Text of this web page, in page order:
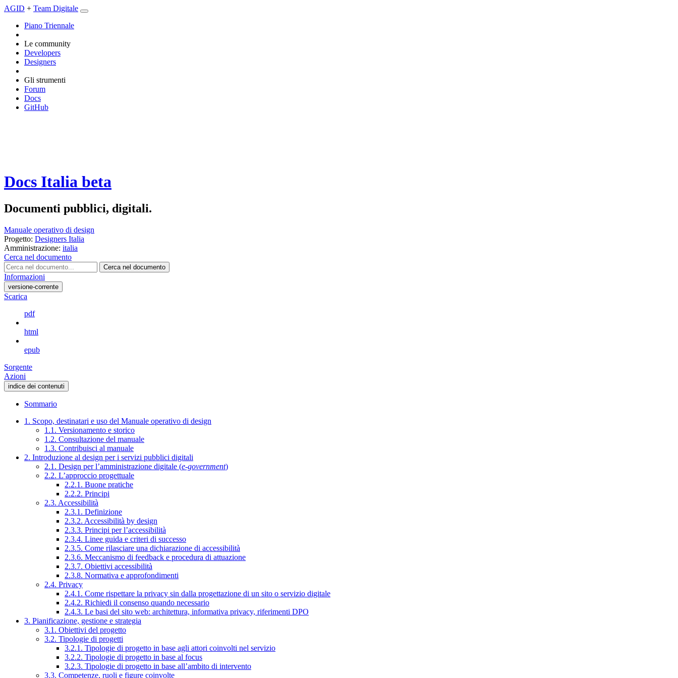
AGID + Team Digitale
Piano Triennale
Le community
Developers
Designers
Gli strumenti
Forum
Docs
GitHub
Docs Italia beta
Documenti pubblici, digitali.
Manuale operativo di design
Progetto: Designers Italia
Amministrazione: italia
Cerca nel documento
Cerca nel documento
Informazioni
versione-corrente
Scarica
pdf
html
epub
Sorgente
Azioni
indice dei contenuti
Sommario
1. Scopo, destinatari e uso del Manuale operativo di design
1.1. Versionamento e storico
1.2. Consultazione del manuale
1.3. Contribuisci al manuale
2. Introduzione al design per i servizi pubblici digitali
2.1. Design per l’amministrazione digitale (e-government)
2.2. L’approccio progettuale
2.2.1. Buone pratiche
2.2.2. Principi
2.3. Accessibilità
2.3.1. Definizione
2.3.2. Accessibilità by design
2.3.3. Principi per l’accessibilità
2.3.4. Linee guida e criteri di successo
2.3.5. Come rilasciare una dichiarazione di accessibilità
2.3.6. Meccanismo di feedback e procedura di attuazione
2.3.7. Obiettivi accessibilità
2.3.8. Normativa e approfondimenti
2.4. Privacy
2.4.1. Come rispettare la privacy sin dalla progettazione di un sito o servizio digitale
2.4.2. Richiedi il consenso quando necessario
2.4.3. Le basi del sito web: architettura, informativa privacy, riferimenti DPO
3. Pianificazione, gestione e strategia
3.1. Obiettivi del progetto
3.2. Tipologie di progetti
3.2.1. Tipologie di progetto in base agli attori coinvolti nel servizio
3.2.2. Tipologie di progetto in base al focus
3.2.3. Tipologie di progetto in base all’ambito di intervento
3.3. Competenze, ruoli e figure coinvolte